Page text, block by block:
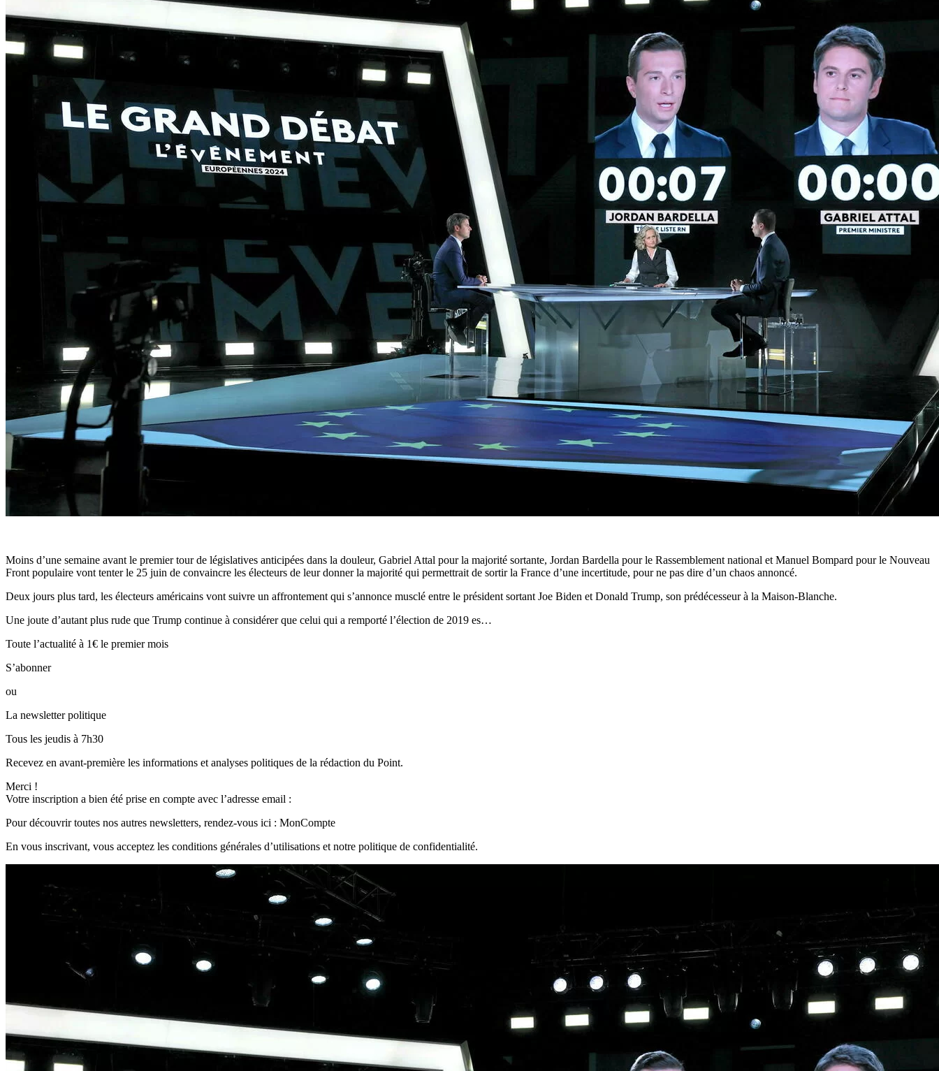
Moins d’une semaine avant le premier tour de législatives anticipées dans la douleur, Gabriel Attal pour la majorité sortante, Jordan Bardella pour le Rassemblement national et Manuel Bompard pour le Nouveau
Front populaire vont tenter le 25 juin de convaincre les électeurs de leur donner la majorité qui permettrait de sortir la France d’une incertitude, pour ne pas dire d’un chaos annoncé.
Deux jours plus tard, les électeurs américains vont suivre un affrontement qui s’annonce musclé entre le président sortant Joe Biden et Donald Trump, son prédécesseur à la Maison-Blanche.
Une joute d’autant plus rude que Trump continue à considérer que celui qui a remporté l’élection de 2019 es…
Toute l’actualité à 1€ le premier mois
S’abonner
ou
La newsletter politique
Tous les jeudis à 7h30
Recevez en avant-première les informations et analyses politiques de la rédaction du Point.
Merci !
Votre inscription a bien été prise en compte avec l’adresse email :
Pour découvrir toutes nos autres newsletters, rendez-vous ici : MonCompte
En vous inscrivant, vous acceptez les conditions générales d’utilisations et notre politique de confidentialité.